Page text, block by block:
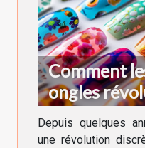
Comment
ongles
manucure
Depuis quelques
une révolution